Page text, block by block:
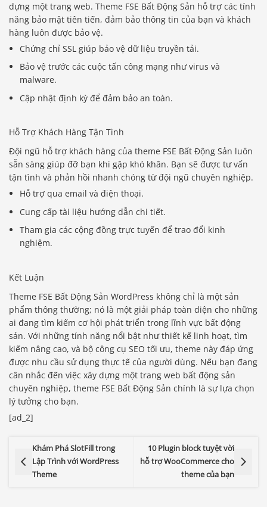
dựng một trang web. Theme FSE Bất Động Sản hỗ trợ các tính
năng bảo mật tiên tiến, đảm bảo thông tin của bạn và khách
hàng luôn được bảo vệ.
Chứng chỉ SSL giúp bảo vệ dữ liệu truyền tải.
Bảo vệ trước các cuộc tấn công mạng như virus và
malware.
Cập nhật định kỳ để đảm bảo an toàn.
Hỗ Trợ Khách Hàng Tận Tình
Đội ngũ hỗ trợ khách hàng của theme FSE Bất Động Sản luôn
sẵn sàng giúp đỡ bạn khi gặp khó khăn. Bạn sẽ được tư vấn
tận tình và phản hồi nhanh chóng từ đội ngũ chuyên nghiệp.
Hỗ trợ qua email và điện thoại.
Cung cấp tài liệu hướng dẫn chi tiết.
Tham gia các cộng đồng trực tuyến để trao đổi kinh
nghiệm.
Kết Luận
Theme FSE Bất Động Sản WordPress không chỉ là một sản
phẩm thông thường; nó là một giải pháp toàn diện cho những
ai đang tìm kiếm cơ hội phát triển trong lĩnh vực bất động
sản. Với những tính năng nổi bật như thiết kế linh hoạt, tìm
kiếm nâng cao, và bộ công cụ SEO tối ưu, theme này đáp ứng
được nhu cầu sử dụng thực tế của người dùng. Nếu bạn đang
cân nhắc đến việc xây dựng một trang web bất động sản
chuyên nghiệp, theme FSE Bất Động Sản chính là sự lựa chọn
lý tưởng cho bạn.
[ad_2]
Khám Phá SlotFill trong
Lập Trình với WordPress
Theme
10 Plugin block tuyệt vời
hỗ trợ WooCommerce cho
theme của bạn
Báo giá & Đặt hàng:
0903.976.769